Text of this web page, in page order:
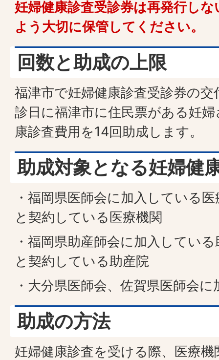
妊婦健康診査受診券は再発行し
よう大切に保管してください。
回数と助成の上限
福津市で妊婦健康診査受診券の
診日に福津市に住民票がある妊
康診査費用を14回助成します。
助成対象となる妊婦健
・福岡県医師会に加入している
と契約している医療機関
・福岡県助産師会に加入してい
と契約している助産院
・大分県医師会、佐賀県医師会
助成の方法
妊婦健康診査を受ける際、医療